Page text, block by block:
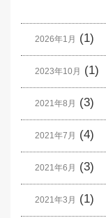
2026年1月 (1)
2023年10月 (1)
2021年8月 (3)
2021年7月 (4)
2021年6月 (3)
2021年3月 (1)